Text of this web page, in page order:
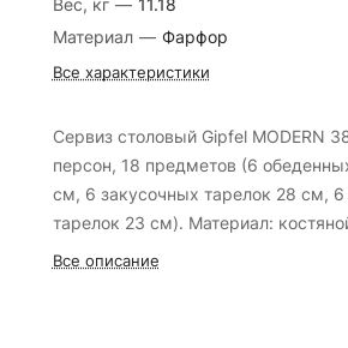
Вес, кг — 11.18
Материал — Фарфор
Все характеристики
Сервиз столовый Gipfel MODERN
персон, 18 предметов (6
см, 6 закусочных тарелок 28 см,
тарелок 23 см). Материал:
Все описание